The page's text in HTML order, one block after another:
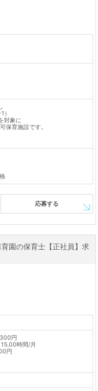
）
対象に
保育施設です。
応募する
園の保育士【正社員】求
円
時間/月
円